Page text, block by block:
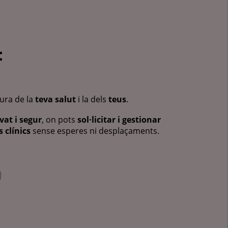
de la teva salut i la dels teus.
i segur, on pots sol·licitar i gestionar
clínics sense esperes ni desplaçaments.